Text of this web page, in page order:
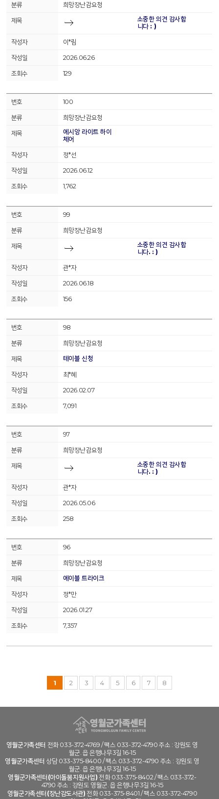
희망장난감요청
소중한 의견 감사합
니다 : )
이*림
2026.06.26
129
100
희망장난감요청
에시앙 라이트 하이
체어
정*선
2026.06.12
1,762
99
희망장난감요청
소중한 의견 감사합
니다. : )
관*자
2026.06.18
156
98
희망장난감요청
테이블 신청
최*혜
2026.02.07
7,091
97
희망장난감요청
소중한 의견 감사합
니다. : )
관*자
2026.05.06
258
96
희망장난감요청
에이블 트라이크
정*만
2026.01.27
7,357
1 2 3 4 5 6 7 8
영월군가족센터 전화 033-372-4769 / 팩스 033-372-4790 주소 : 강원도 영
월군. 읍 은행나무3길 16-15
영월군가족센터 상담 033-375-8400 / 팩스 033-372-4790 주소 : 강원도 영
월군. 읍 은행나무3길 16-15
영월군가족센터(아이돌봄지원사업) 전화 033-375-8402 / 팩스 033-372-
4790 주소 : 강원도 영월군. 읍 은행나무3길 16-15
영월군가족센터(장난감도서관) 전화 033-375-8401 / 팩스 033-372-4790